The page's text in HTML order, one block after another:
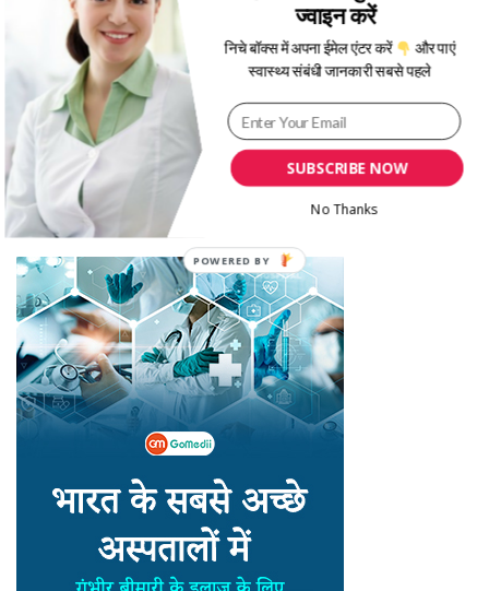
Recent Posts
जानिए सर्दियों में बीमारियों से बचने के लिए क्या उपाय अपनाने चाहिए
क्या आपका बच्चा जल्दबाज़ी का शिकार हो रहा है? Hurried Child Syndrome
को समझें
सर्द‍ियों में प्रेगनेंसी के दौरान एक्सरसाइज करते समय इन 5 बातों का रखें ध्यान
नए साल से काम और सेहत के बीच सही संतुलन बनाने के लिए जाने ये 5 अहम तरीके
मेंस्ट्रुअल फेज के अनुसार खाएं ये फूड्स, जानें एक्सपर्ट से कब क्या खाना है फायदेमंद
SUBSCRIBE NOW
ज्वाइन करें
निचे बॉक्स में अपना ईमेल एंटर करें
और पाएं
स्वास्थ्य संबंधी जानकारी सबसे पहले
No Thanks